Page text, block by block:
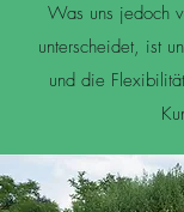
Was uns jedoch
unterscheidet, ist
und die